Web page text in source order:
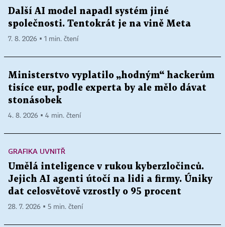
Další AI model napadl systém jiné
společnosti. Tentokrát je na vině Meta
7. 8. 2026 ▪ 1 min. čtení
Ministerstvo vyplatilo „hodným“ hackerům
tisíce eur, podle experta by ale mělo dávat
stonásobek
4. 8. 2026 ▪ 4 min. čtení
GRAFIKA UVNITŘ
Umělá inteligence v rukou kyberzločinců.
Jejich AI agenti útočí na lidi a firmy. Úniky
dat celosvětově vzrostly o 95 procent
28. 7. 2026 ▪ 5 min. čtení